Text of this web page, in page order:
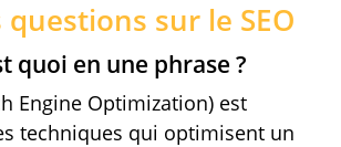
questions sur le SEO
quoi en une phrase ?
Engine Optimization) est
techniques qui optimisent un